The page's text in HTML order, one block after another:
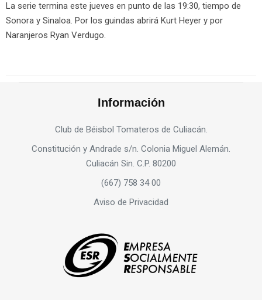
La serie termina este jueves en punto de las 19:30, tiempo de
Sonora y Sinaloa. Por los guindas abrirá Kurt Heyer y por
Naranjeros Ryan Verdugo.
Información
Club de Béisbol Tomateros de Culiacán.
Constitución y Andrade s/n. Colonia Miguel Alemán.
Culiacán Sin. C.P. 80200
(667) 758 34 00
Aviso de Privacidad